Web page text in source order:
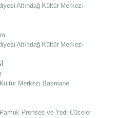
Altındağ Kültür Merkezi
Altındağ Kültür Merkezi
Merkezi Basmane
Prenses ve Yedi Cüceler